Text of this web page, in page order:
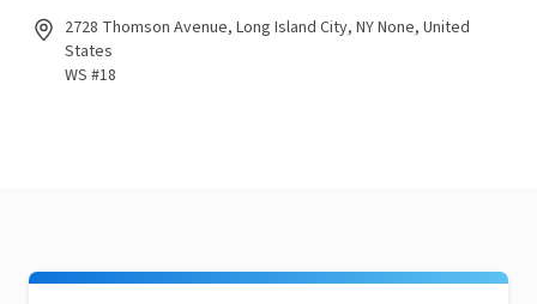
2728 Thomson Avenue, Long Island City, NY None, United
States
WS #18